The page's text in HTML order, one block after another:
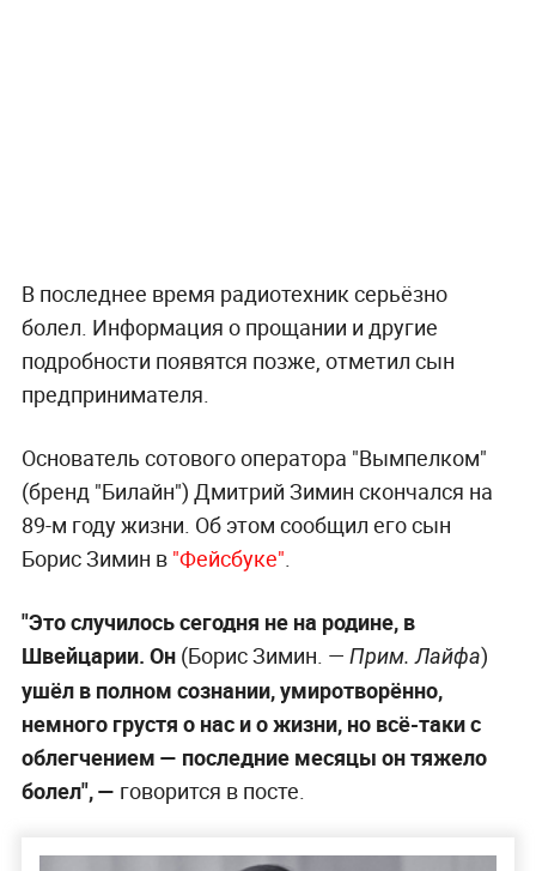
В последнее время радиотехник серьёзно
болел. Информация о прощании и другие
подробности появятся позже, отметил сын
предпринимателя.
Основатель сотового оператора "Вымпелком"
(бренд "Билайн") Дмитрий Зимин скончался на
89-м году жизни. Об этом сообщил его сын
Борис Зимин в "Фейсбуке"
"Это случилось сегодня не на родине, в
Швейцарии. Он (Борис Зимин. — Прим. Лайфа)
ушёл в полном сознании, умиротворённо,
немного грустя о нас и о жизни, но всё-таки с
облегчением — последние месяцы он тяжело
болел", — говорится в посте.